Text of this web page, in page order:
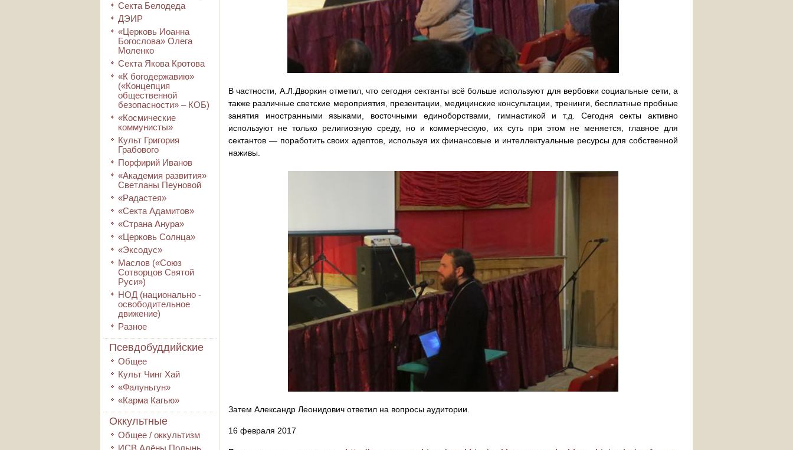
Секта Белодеда
ДЭИР
«Церковь Иоанна
Богослова» Олега
Моленко
Секта Якова Кротова
«К богодержавию»
(«Концепция
общественной
безопасности» – КОБ)
«Космические
коммунисты»
Культ Григория
Грабового
Порфирий Иванов
«Академия развития»
Светланы Пеуновой
«Радастея»
«Секта Адамитов»
«Страна Анура»
«Церковь Солнца»
«Эксодус»
Маслов («Союз
Сотворцов Святой
Руси»)
НОД (национально -
освободительное
движение)
Разное
Псевдобуддийские
Общее
Культ Чинг Хай
«Фалуньгун»
«Карма Кагью»
Оккультные
Общее / оккультизм
ИСВ Алёны Полынь
В частности, А.Л.Дворкин отметил, что сегодня сектанты всё больше используют для вербовки социальные сети, а
также различные светские мероприятия, презентации, медицинские консультации, тренинги, бесплатные пробные
занятия иностранными языками, восточными единоборствами, гимнастикой и т.д. Сегодня секты активно
используют не только религиозную среду, но и коммерческую, их суть при этом не меняется, главное для
сектантов — поработить своих адептов, используя их финансовые и интеллектуальные ресурсы для собственной
наживы.
Затем Александр Леонидович ответил на вопросы аудитории.
16 февраля 2017